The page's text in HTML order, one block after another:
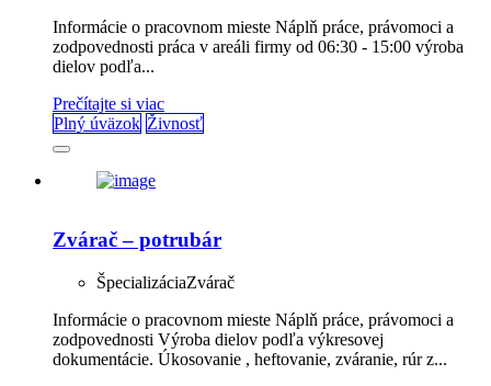
Informácie o pracovnom mieste Náplň práce, právomoci a
zodpovednosti práca v areáli firmy od 06:30 - 15:00 výroba
dielov podľa...
Prečítajte si viac
Plný úväzok Živnosť
Zvárač – potrubár
ŠpecializáciaZvárač
Informácie o pracovnom mieste Náplň práce, právomoci a
zodpovednosti Výroba dielov podľa výkresovej
dokumentácie. Úkosovanie , heftovanie, zváranie, rúr z...